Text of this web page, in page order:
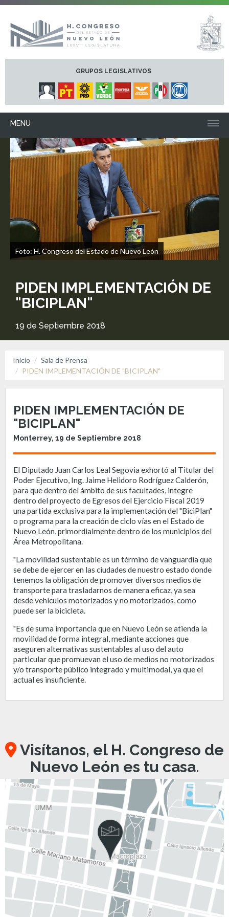
GRUPOS LEGISLATIVOS
MENU
Foto: H. Congreso del Estado de Nuevo León
PIDEN IMPLEMENTACIÓN DE
"BICIPLAN"
19 de Septiembre 2018
Inicio
Sala de Prensa
PIDEN IMPLEMENTACIÓN DE "BICIPLAN"
PIDEN IMPLEMENTACIÓN DE
"BICIPLAN"
Monterrey, 19 de Septiembre 2018
El Diputado Juan Carlos Leal Segovia exhortó al Titular del
Poder Ejecutivo, Ing. Jaime Helidoro Rodríguez Calderón,
para que dentro del ámbito de sus facultades, integre
dentro del proyecto de Egresos del Ejercicio Fiscal 2019
una partida exclusiva para la implementación del "BiciPlan"
o programa para la creación de ciclo vías en el Estado de
Nuevo León, primordialmente dentro de los municipios del
Área Metropolitana.
"La movilidad sustentable es un término de vanguardia que
se debe de ejercer en las ciudades de nuestro estado donde
tenemos la obligación de promover diversos medios de
transporte para trasladarnos de manera eficaz, ya sea
desde vehículos motorizados y no motorizados, como
puede ser la bicicleta.
"Es de suma importancia que en Nuevo León se atienda la
movilidad de forma integral, mediante acciones que
aseguren alternativas sustentables al uso del auto
particular que promuevan el uso de medios no motorizados
y/o transporte público integrado y multimodal, ya que el
actual es insuficiente.
Visítanos, el H. Congreso de
Nuevo León es tu casa.